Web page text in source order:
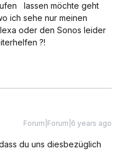
lassen möchte geht
ich sehe nur meinen
oder den Sonos leider
?!
Forum|Forum|6 years ago
du uns diesbezüglich